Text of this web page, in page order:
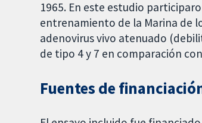
1965. En este estudio
entrenamiento de la Marina de
adenovirus vivo atenuado
de tipo 4 y 7 en comparación
Fuentes de